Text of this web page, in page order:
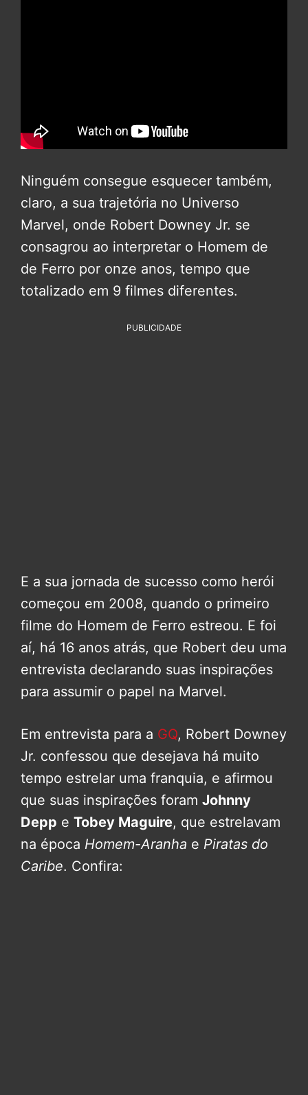
Ninguém consegue esquecer também,
claro, a sua trajetória no Universo
Marvel, onde Robert Downey Jr. se
consagrou ao interpretar o Homem de
de Ferro por onze anos, tempo que
totalizado em 9 filmes diferentes.
PUBLICIDADE
E a sua jornada de sucesso como herói
começou em 2008, quando o primeiro
filme do Homem de Ferro estreou. E foi
aí, há 16 anos atrás, que Robert deu uma
entrevista declarando suas inspirações
para assumir o papel na Marvel.
Em entrevista para a GQ, Robert Downey
Jr. confessou que desejava há muito
tempo estrelar uma franquia, e afirmou
que suas inspirações foram Johnny
Depp e Tobey Maguire, que estrelavam
na época Homem-Aranha e Piratas do
Caribe. Confira: